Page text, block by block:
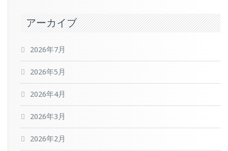
アーカイブ
2026年7月
2026年5月
2026年4月
2026年3月
2026年2月